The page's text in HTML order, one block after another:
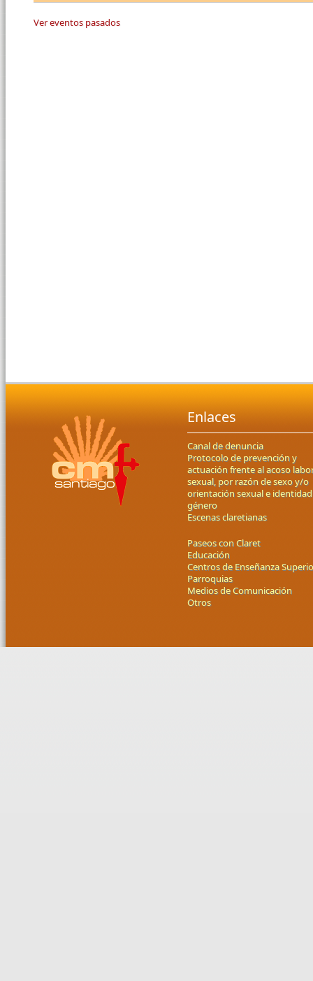
Ver eventos pasados
Enlaces
Canal de denuncia
Protocolo de prevención y
actuación frente al acoso
sexual, por razón de sexo y/o
orientación sexual e
género
Escenas claretianas
Paseos con Claret
Educación
Centros de Enseñanza
Parroquias
Medios de Comunicación
Otros